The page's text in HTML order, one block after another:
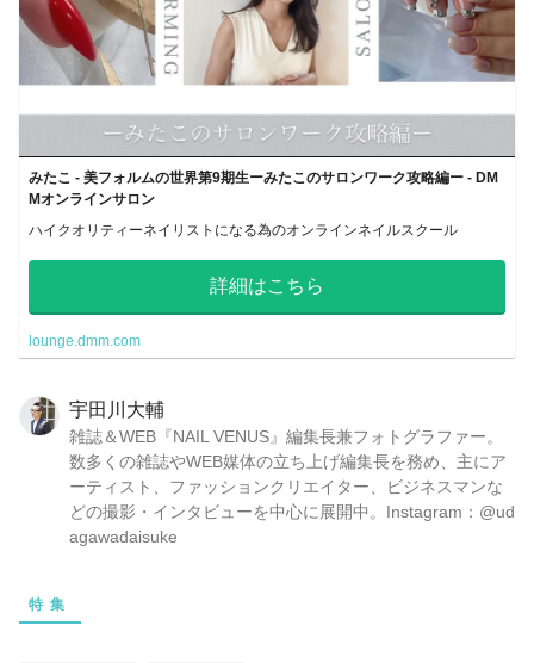
みたこ - 美フォルムの世界第9期生ーみたこのサロンワーク攻略編ー - DM
Mオンラインサロン
ハイクオリティーネイリストになる為のオンラインネイルスクール
詳細はこちら
lounge.dmm.com
宇田川大輔
雑誌＆WEB『NAIL VENUS』編集長兼フォトグラファー。
数多くの雑誌やWEB媒体の立ち上げ編集長を務め、主にア
ーティスト、ファッションクリエイター、ビジネスマンな
どの撮影・インタビューを中心に展開中。Instagram：@ud
agawadaisuke
特集